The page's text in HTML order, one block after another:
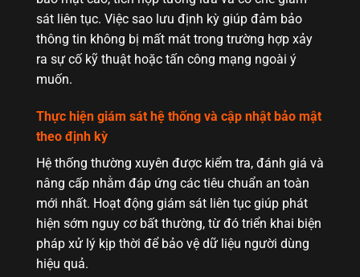
sát liên tục. Việc sao lưu định kỳ giúp đảm bảo
thông tin không bị mất mát trong trường hợp xảy
ra sự cố kỹ thuật hoặc tấn công mạng ngoài ý
muốn.
Thực hiện giám sát hệ thống và cập nhật bảo mật
theo định kỳ
Hệ thống thường xuyên được kiểm tra, đánh giá và
nâng cấp nhằm đáp ứng các tiêu chuẩn an toàn
mới nhất. Hoạt động giám sát liên tục giúp phát
hiện sớm nguy cơ bất thường, từ đó triển khai biện
pháp xử lý kịp thời để bảo vệ dữ liệu người dùng
hiệu quả.